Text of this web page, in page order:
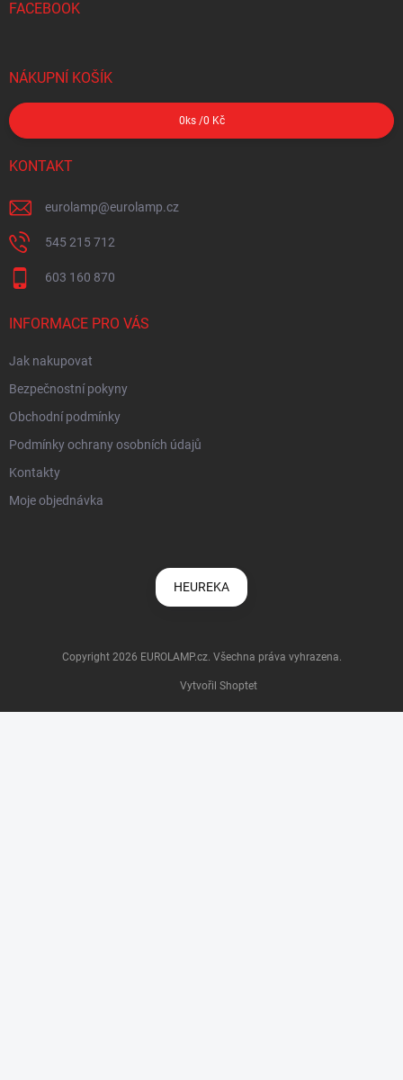
FACEBOOK
NÁKUPNÍ KOŠÍK
0 ks /0 Kč
KONTAKT
eurolamp@eurolamp.cz
545 215 712
603 160 870
INFORMACE PRO VÁS
Jak nakupovat
Bezpečnostní pokyny
Obchodní podmínky
Podmínky ochrany osobních údajů
Kontakty
Moje objednávka
HEUREKA
Vytvořil Shoptet
Copyright 2026 EUROLAMP.cz. Všechna práva vyhrazena.